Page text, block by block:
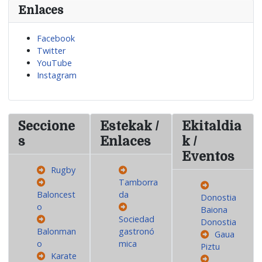
Enlaces
Facebook
Twitter
YouTube
Instagram
Seccione
s
Rugby
Baloncest
o
Balonman
o
Karate
Estekak /
Enlaces
Tamborra
da
Sociedad
gastronó
mica
Ekitaldia
k /
Eventos
Donostia
Baiona
Donostia
Gaua
Piztu